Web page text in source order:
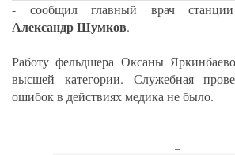
- сообщил главный врач
Александр Шумков.
Работу фельдшера Оксаны
высшей категории. Служебная
ошибок в действиях медика не было.